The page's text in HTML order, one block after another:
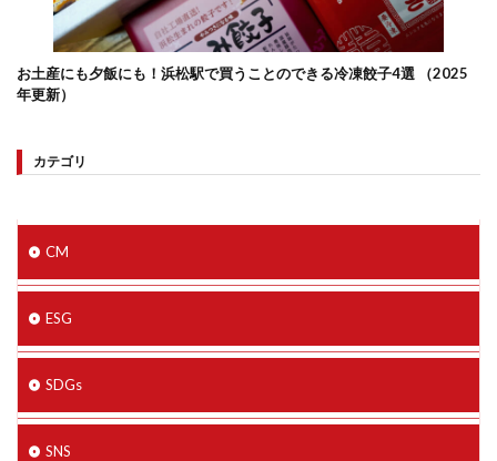
お土産にも夕飯にも！浜松駅で買うことのできる冷凍餃子4選 （2025
年更新）
カテゴリ
CM
ESG
SDGs
SNS